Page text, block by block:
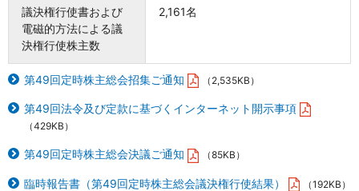
議決権行使書および
電磁的方法による議
決権行使株主数
2,161名
第49回定時株主総会招集ご通知 （2,535KB）
第49回法令及び定款に基づくインターネット開示事項
（429KB）
第49回定時株主総会決議ご通知 （85KB）
臨時報告書（第49回定時株主総会議決権行使結果） （192KB）